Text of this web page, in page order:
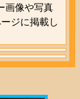
画像や写真
ジに掲載し